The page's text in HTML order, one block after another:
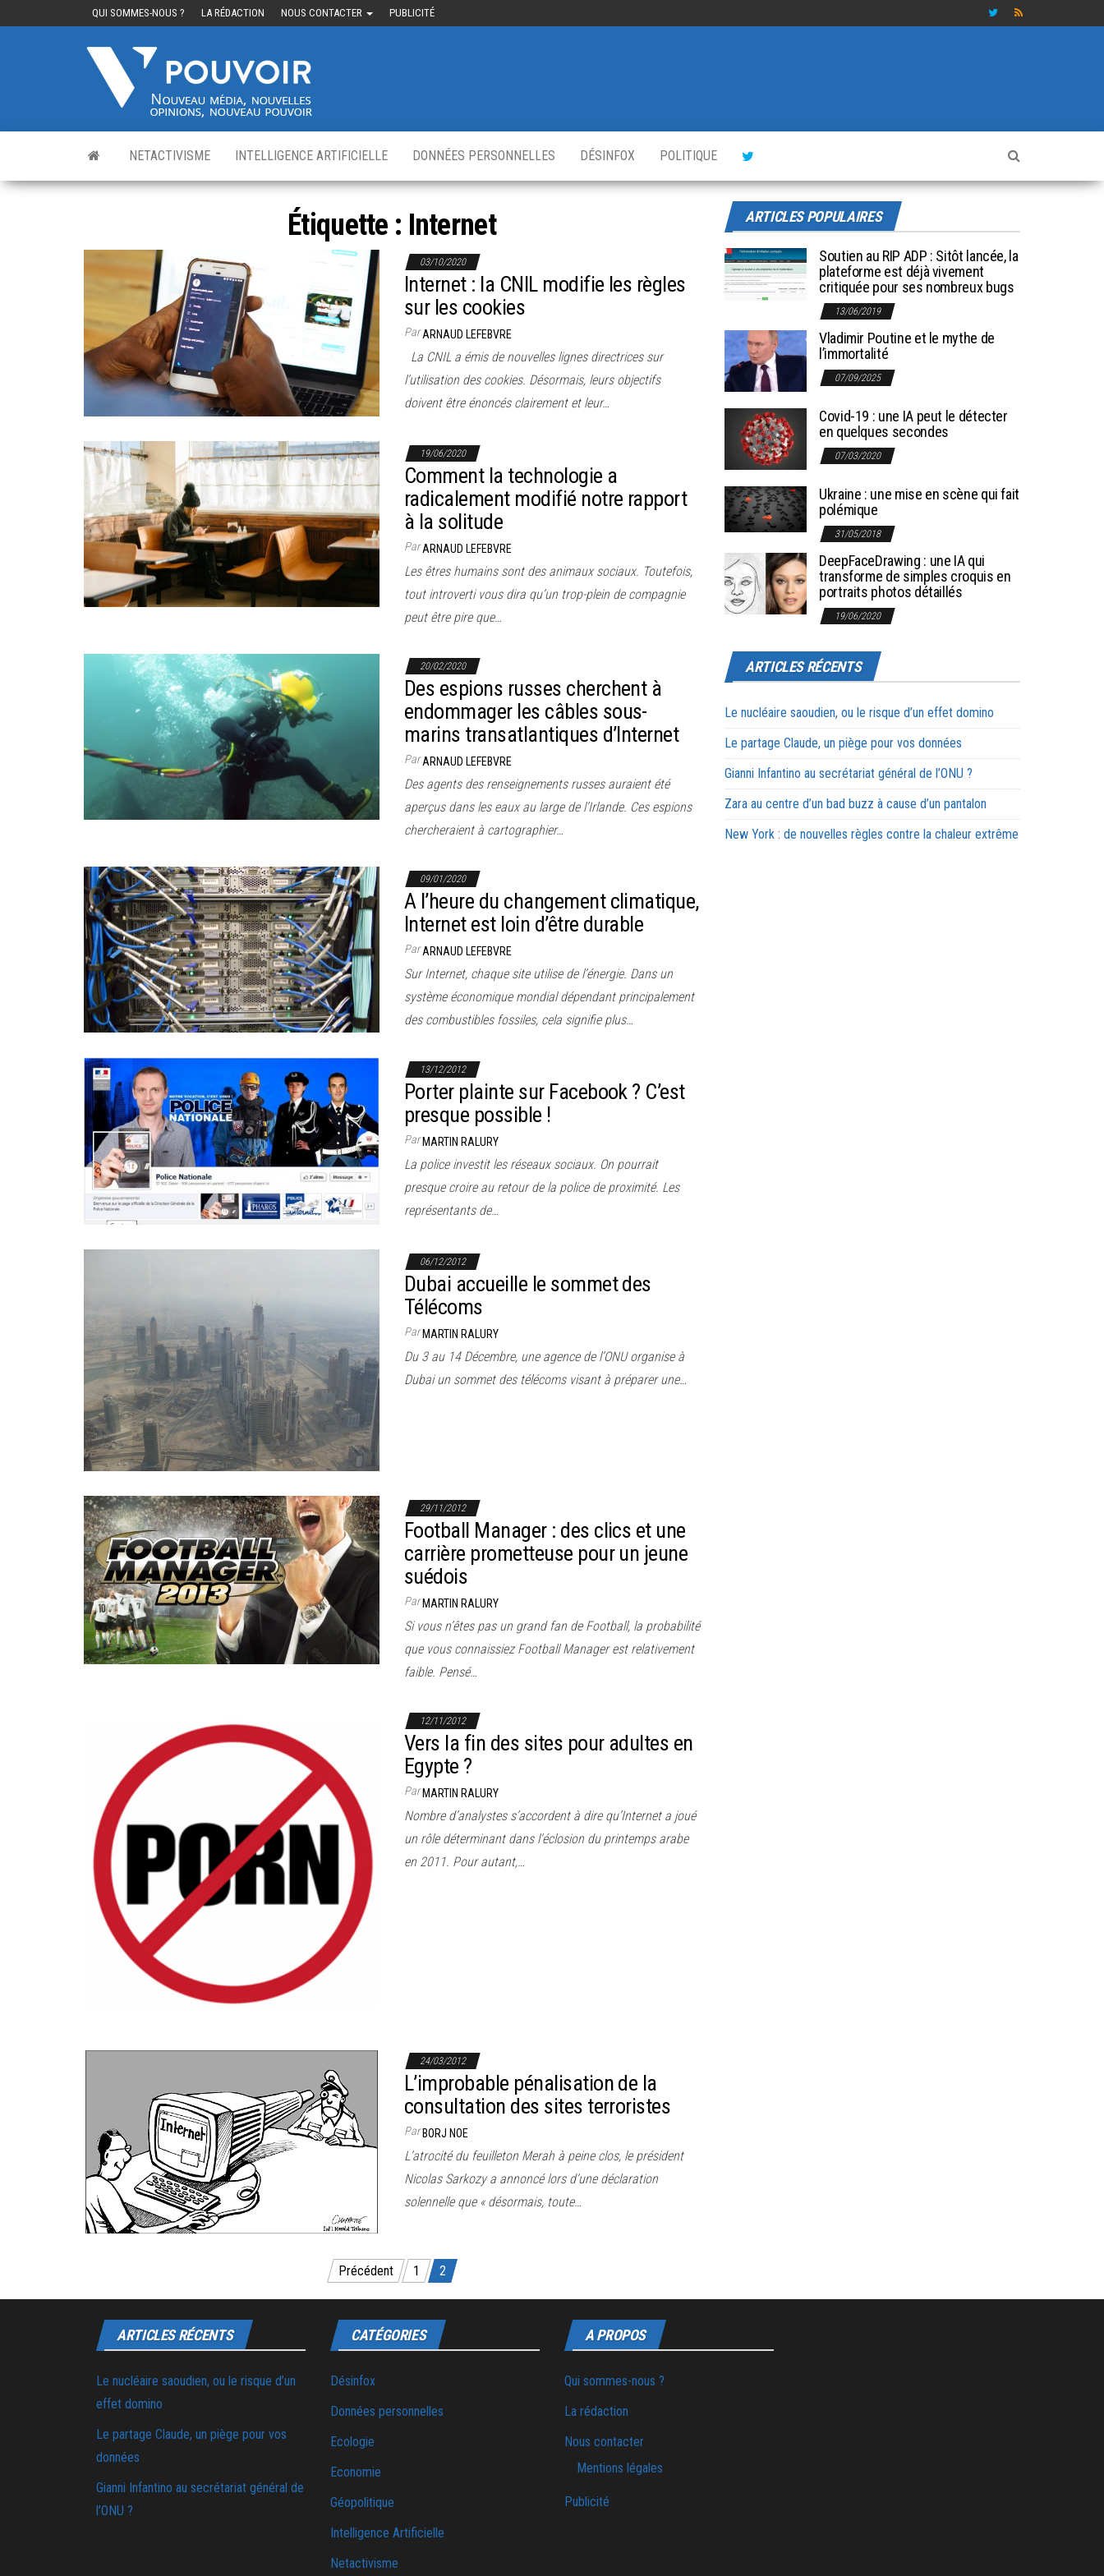
QUI SOMMES-NOUS ? LA RÉDACTION NOUS CONTACTER PUBLICITÉ
nouveau
NETACTIVISME INTELLIGENCE ARTIFICIELLE DONNÉES PERSONNELLES DÉSINFOX POLITIQUE
Étiquette : Internet
03/10/2020
Internet : la CNIL modifie les règles
sur les cookies
ParARNAUD LEFEBVRE
La CNIL a émis de nouvelles lignes directrices sur
l’utilisation des cookies. Désormais, leurs objectifs
doivent être énoncés clairement et leur…
19/06/2020
Comment la technologie a
radicalement modifié notre rapport
à la solitude
ParARNAUD LEFEBVRE
Les êtres humains sont des animaux sociaux. Toutefois,
tout introverti vous dira qu’un trop-plein de compagnie
peut être pire que…
20/02/2020
Des espions russes cherchent à
endommager les câbles sous-
marins transatlantiques d’Internet
ParARNAUD LEFEBVRE
Des agents des renseignements russes auraient été
aperçus dans les eaux au large de l’Irlande. Ces espions
chercheraient à cartographier…
09/01/2020
A l’heure du changement climatique,
Internet est loin d’être durable
ParARNAUD LEFEBVRE
Sur Internet, chaque site utilise de l’énergie. Dans un
système économique mondial dépendant principalement
des combustibles fossiles, cela signifie plus…
13/12/2012
Porter plainte sur Facebook ? C’est
presque possible !
ParMARTIN RALURY
La police investit les réseaux sociaux. On pourrait
presque croire au retour de la police de proximité. Les
représentants de…
06/12/2012
Dubai accueille le sommet des
Télécoms
ParMARTIN RALURY
Du 3 au 14 Décembre, une agence de l’ONU organise à
Dubai un sommet des télécoms visant à préparer une…
29/11/2012
Football Manager : des clics et une
carrière prometteuse pour un jeune
suédois
ParMARTIN RALURY
Si vous n’êtes pas un grand fan de Football, la probabilité
que vous connaissiez Football Manager est relativement
faible. Pensé…
12/11/2012
Vers la fin des sites pour adultes en
Egypte ?
ParMARTIN RALURY
Nombre d’analystes s’accordent à dire qu’Internet a joué
un rôle déterminant dans l’éclosion du printemps arabe
en 2011. Pour autant,…
24/03/2012
L’improbable pénalisation de la
consultation des sites terroristes
ParBORJ NOE
L’atrocité du feuilleton Merah à peine clos, le président
Nicolas Sarkozy a annoncé lors d’une déclaration
solennelle que « désormais, toute…
Pagination des publicationsPrécédent 1 2
ARTICLES POPULAIRES
Soutien au RIP ADP : Sitôt lancée, la
plateforme est déjà vivement
critiquée pour ses nombreux bugs
13/06/2019
Vladimir Poutine et le mythe de
l’immortalité
07/09/2025
Covid-19 : une IA peut le détecter
en quelques secondes
07/03/2020
Ukraine : une mise en scène qui fait
polémique
31/05/2018
DeepFaceDrawing : une IA qui
transforme de simples croquis en
portraits photos détaillés
19/06/2020
ARTICLES RÉCENTS
Le nucléaire saoudien, ou le risque d’un effet domino
Le partage Claude, un piège pour vos données
Gianni Infantino au secrétariat général de l’ONU ?
Zara au centre d’un bad buzz à cause d’un pantalon
New York : de nouvelles règles contre la chaleur extrême
ARTICLES RÉCENTS
Le nucléaire saoudien, ou le risque d’un
effet domino
Le partage Claude, un piège pour vos
données
Gianni Infantino au secrétariat général de
l’ONU ?
CATÉGORIES
Désinfox
Données personnelles
Ecologie
Economie
Géopolitique
Intelligence Artificielle
Netactivisme
A PROPOS
Qui sommes-nous ?
La rédaction
Nous contacter
Mentions légales
Publicité